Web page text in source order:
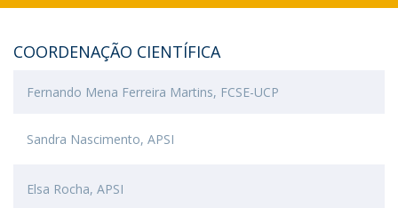
COORDENAÇÃO CIENTÍFICA
Fernando Mena Ferreira Martins, FCSE-UCP
Sandra Nascimento, APSI
Elsa Rocha, APSI